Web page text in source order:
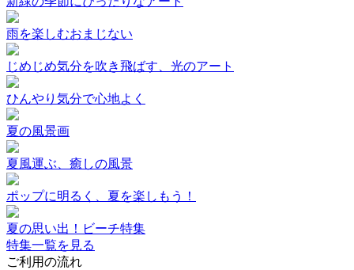
雨を楽しむおまじない
じめじめ気分を吹き飛ばす、光のアート
ひんやり気分で心地よく
夏の風景画
夏風運ぶ、癒しの風景
ポップに明るく、夏を楽しもう！
夏の思い出！ビーチ特集
特集一覧を見る
ご利用の流れ